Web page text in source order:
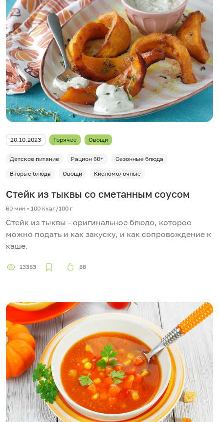
20.10.2023 Горячее Овощи
Детское питание Рацион 60+
Сезонные блюда
Вторые блюда
Овощи Кисломолочные
Стейк из тыквы со сметанным соусом
60 мин • 100 ккал/100 г
Стейк из тыквы - оригинальное блюдо, которое
можно подать и как закуску, и как сопровождение к
каше.
13383 88